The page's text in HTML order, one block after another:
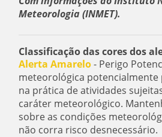
Meteorologia (INMET).
Classificação das cores dos
Alerta Amarelo- Perigo
meteorológica potencialmente
na prática de atividades
caráter meteorológico.
sobre as condições
não corra risco desnecessário.